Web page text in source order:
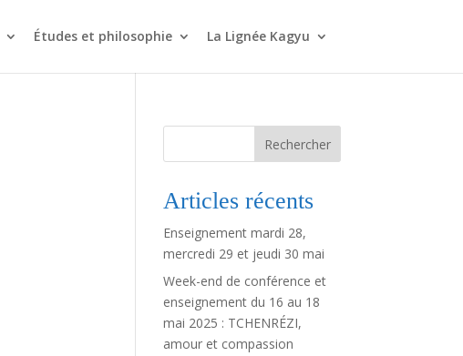
Études et philosophie La Lignée Kagyu
Rechercher
Articles récents
Enseignement mardi 28,
mercredi 29 et jeudi 30 mai
Week-end de conférence et
enseignement du 16 au 18
mai 2025 : TCHENRÉZI,
amour et compassion